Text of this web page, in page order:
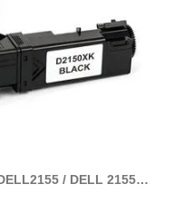
/ DELL 2155
/ 593-11033 / 593-